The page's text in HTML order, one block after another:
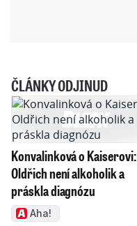
ČLÁNKY ODJINUD
Konvalinková o Kaiserovi:
Oldřich není alkoholik a
práskla diagnózu
Aha!